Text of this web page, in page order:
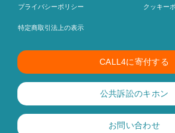
プライバシーポリシー クッキー
特定商取引法上の表示
CALL4に寄付する
公共訴訟のキホン
お問い合わせ